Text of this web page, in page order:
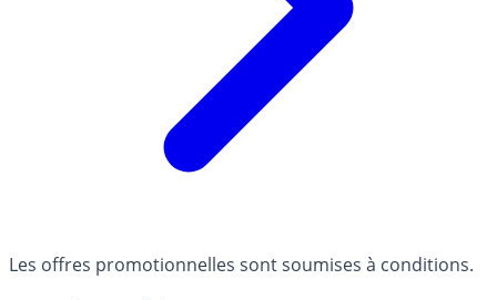
Les offres promotionnelles sont soumises à conditions.